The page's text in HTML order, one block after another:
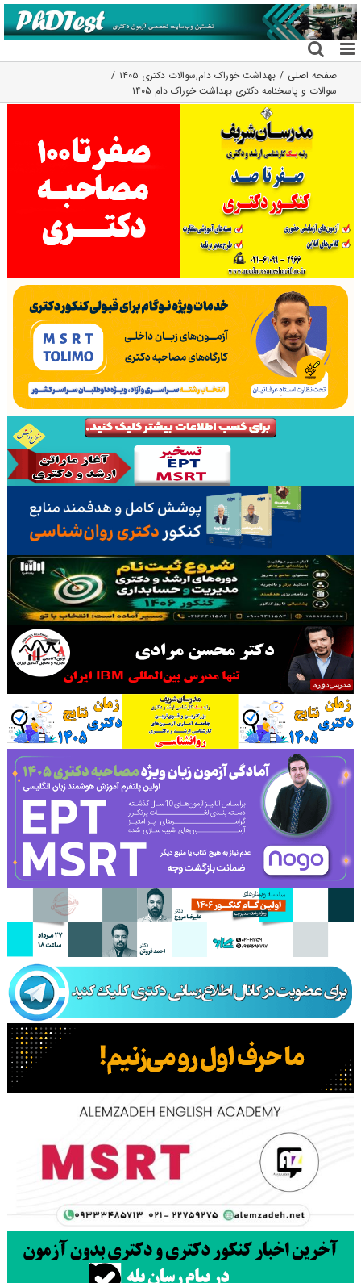
رفتن
به
محتوا
صفحه اصلی بهداشت خوراک دام,سوالات دکتری ۱۴۰۵
سوالات و پاسخنامه دکتری بهداشت خوراک دام ۱۴۰۵